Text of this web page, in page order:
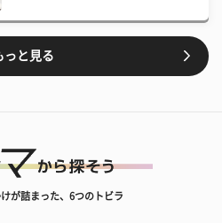
っと見る
が詰まった、6つのトビラ